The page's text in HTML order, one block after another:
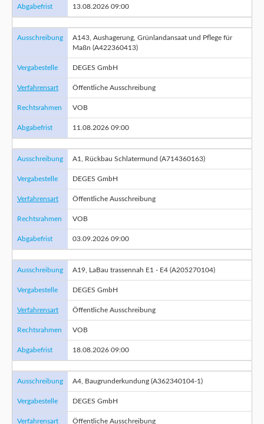
Abgabefrist 13.08.2026 09:00
Ausschreibung
A143, Aushagerung, Grünlandansaat und Pflege für
Maßn (A422360413)
Vergabestelle DEGES GmbH
Verfahrensart Öffentliche Ausschreibung
Rechtsrahmen VOB
Abgabefrist 11.08.2026 09:00
Ausschreibung A1, Rückbau Schlatermund (A714360163)
Vergabestelle DEGES GmbH
Verfahrensart Öffentliche Ausschreibung
Rechtsrahmen VOB
Abgabefrist 03.09.2026 09:00
Ausschreibung A19, LaBau trassennah E1 - E4 (A205270104)
Vergabestelle DEGES GmbH
Verfahrensart Öffentliche Ausschreibung
Rechtsrahmen VOB
Abgabefrist 18.08.2026 09:00
Ausschreibung A4, Baugrunderkundung (A362340104-1)
Vergabestelle DEGES GmbH
Verfahrensart Öffentliche Ausschreibung